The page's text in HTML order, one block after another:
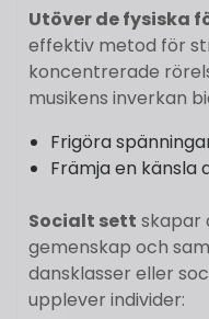
Utöver de fysiska
effektiv metod för
koncentrerade
musikens inverkan
Frigöra
Främja en känsla
Socialt sett skapar
gemenskap och
dansklasser eller
upplever individer: